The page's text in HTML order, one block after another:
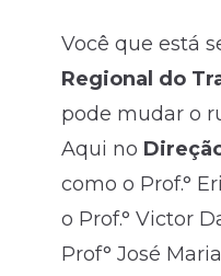
Fale com o time
Você que está
Regional do
pode mudar o
Aqui no
como o Prof.°
o Prof.° Victor
Prof° José